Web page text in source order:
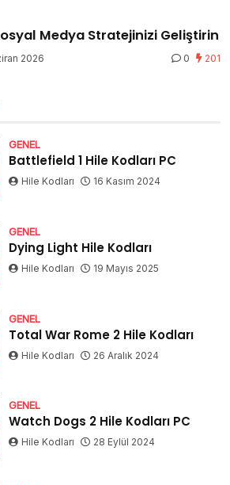
Medya Stratejinizi Geliştirin
2026 0 201
GENEL
Battlefield 1 Hile Kodları PC
Hile Kodları 16 Kasım 2024
GENEL
Dying Light Hile Kodları
Hile Kodları 19 Mayıs 2025
GENEL
Total War Rome 2 Hile Kodları
Hile Kodları 26 Aralık 2024
GENEL
Watch Dogs 2 Hile Kodları PC
Hile Kodları 28 Eylül 2024